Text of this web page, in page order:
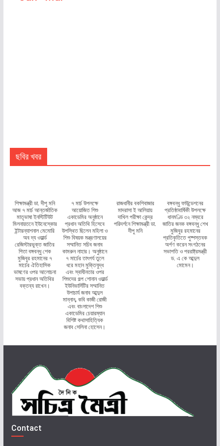
ছবির খবর
শিক্ষামন্ত্রী ডা. দীপু মনি
আজ ৭ মার্চ আন্তর্জাতিক
মাতৃভাষা ইনস্টিটিউট
মিলনায়তনে ইউনেস্কোর
ইন্টারন্যাশনাল মেমোরি
অব দ্য ওয়ার্ল্ড
রেজিস্টারভুক্ত জাতির
পিতা বঙ্গবন্ধু শেক
মুজিবুর রহমানের ৭
মার্চের ঐতিহাসিক
ভাষণের ওপর আলোচনা
সভায় প্রধান অতিথির
বক্তব্য রাখেন।
৭ মার্চ উপলক্ষে
আয়োজিত শিশু
একাডেমির অনুষ্ঠানে
প্রধান অতিথি হিসেবে
উপস্থিত ছিলেন মহিলা ও
শিশু বিষয়ক মন্ত্রণালয়ের
সম্মানিত সচিব জনাব
কামরুন নাহার। অনুষ্ঠানে
৭ মার্চের তাৎপর্য তুলে
ধরে মহান মুক্তিযুদ্ধ
এবং স্বাধীনতার ওপর
শিশুদের গল্প শোনান ওয়ার্ল্ড
ইউনিভার্সিটির সম্মানিত
উপাচার্য জনাব আব্দুল
মান্নান, কবি কাজী রোজী
এবং বাংলাদেশ শিশু
একাডেমির চেয়ারম্যান
বিশিষ্ট কথাসাহিত্যিক
জনাব সেলিনা হোসেন।
রাজধানীর বকশিবাজার
মাদরাসা ই আলিয়ায়
দাখিল পরীক্ষা কেন্দ্র
পরিদর্শনে শিক্ষামন্ত্রী ডা.
দীপু মনি
বঙ্গবন্ধু ফাউন্ডেশনের
প্রতিষ্ঠাবার্ষিকী উপলক্ষে
ধানমণ্ডি ৩২ নম্বরে
জাতির জনক বঙ্গবন্ধু শেখ
মুজিবুর রহমানের
প্রতিকৃতিতে পুষ্পস্তবক
অর্পণ করেন সংগঠনের
সভাপতি ও পররাষ্ট্রমন্ত্রী
ড. এ কে আব্দুল
মোমেন।
Contact